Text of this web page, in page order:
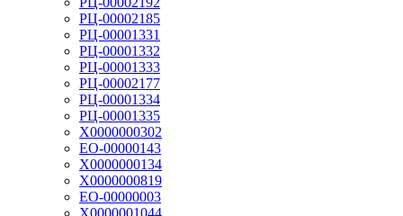
РЦ-00002185
РЦ-00001331
РЦ-00001332
РЦ-00001333
РЦ-00002177
РЦ-00001334
РЦ-00001335
Х0000000302
ЕО-00000143
Х0000000134
Х0000000819
ЕО-00000003
Х0000001044